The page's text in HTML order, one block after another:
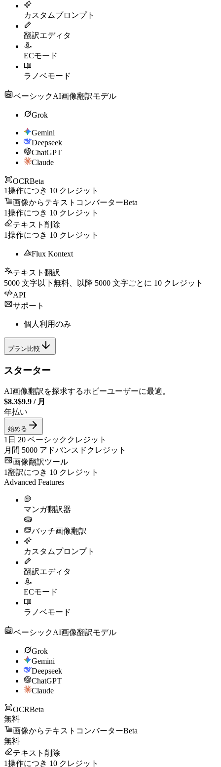
カスタムプロンプト
翻訳エディタ
ECモード
ラノベモード
ベーシックAI画像翻訳モデル
Grok
Gemini
Deepseek
ChatGPT
Claude
OCRBeta
1操作につき 10 クレジット
画像からテキストコンバーターBeta
1操作につき 10 クレジット
テキスト削除
1操作につき 10 クレジット
Flux Kontext
テキスト翻訳
5000 文字以下無料、以降 5000 文字ごとに 10 クレジット
API
サポート
個人利用のみ
プラン比較
スターター
AI画像翻訳を探求するホビーユーザーに最適。
$8.3$9.9 / 月
年払い
始める
1日 20 ベーシッククレジット
月間 5000 アドバンスドクレジット
画像翻訳ツール
1翻訳につき 10 クレジット
Advanced Features
マンガ翻訳器
バッチ画像翻訳
カスタムプロンプト
翻訳エディタ
ECモード
ラノベモード
ベーシックAI画像翻訳モデル
Grok
Gemini
Deepseek
ChatGPT
Claude
OCRBeta
無料
画像からテキストコンバーターBeta
無料
テキスト削除
1操作につき 10 クレジット